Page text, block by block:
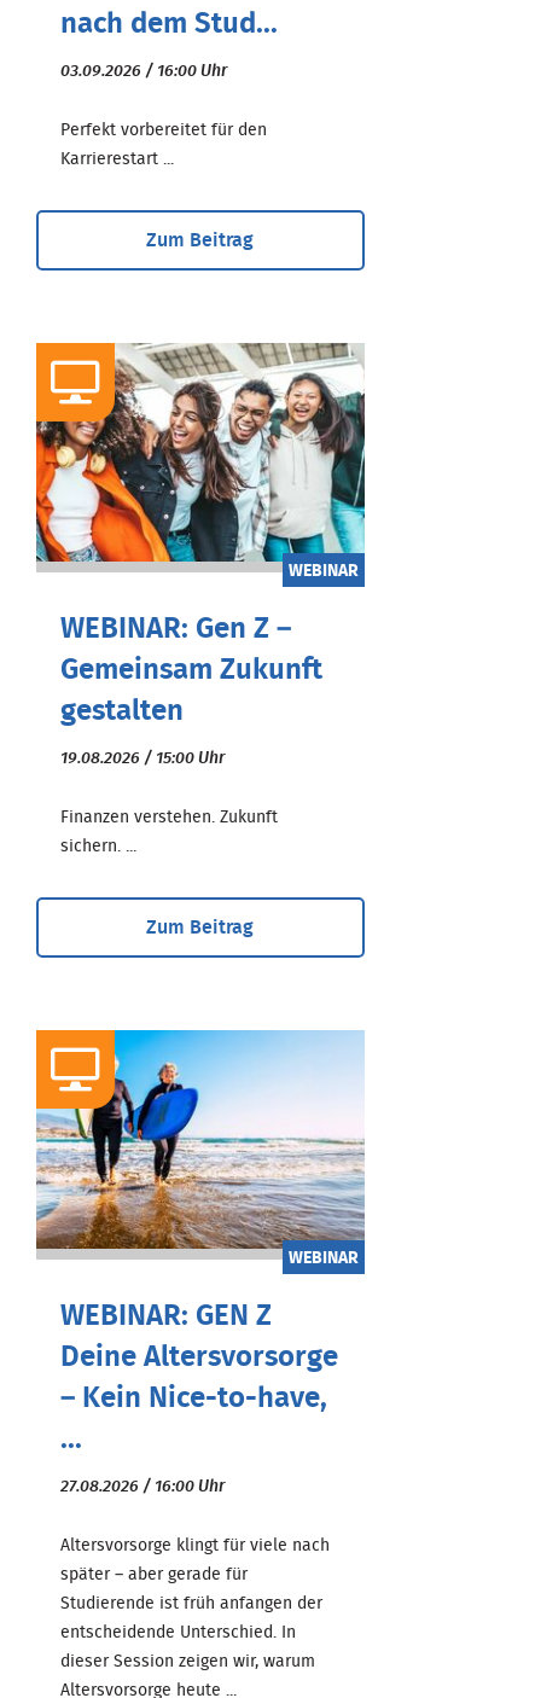
nach dem Stud...
03.09.2026 / 16:00 Uhr
Perfekt vorbereitet für den
Karrierestart ...
Zum Beitrag
WEBINAR
WEBINAR: Gen Z –
Gemeinsam Zukunft
gestalten
19.08.2026 / 15:00 Uhr
Finanzen verstehen. Zukunft
sichern. ...
Zum Beitrag
WEBINAR
WEBINAR: GEN Z
Deine Altersvorsorge
– Kein Nice-to-have,
...
27.08.2026 / 16:00 Uhr
Altersvorsorge klingt für viele nach
später – aber gerade für
Studierende ist früh anfangen der
entscheidende Unterschied. In
dieser Session zeigen wir, warum
Altersvorsorge heute ...